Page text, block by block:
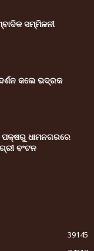
ସମ୍ମିଳନୀ
କଲେ ଭଦ୍ରକ
ପକ୍ଷରୁ ଧାମନଗରରେ
ବଂଟନ
39145